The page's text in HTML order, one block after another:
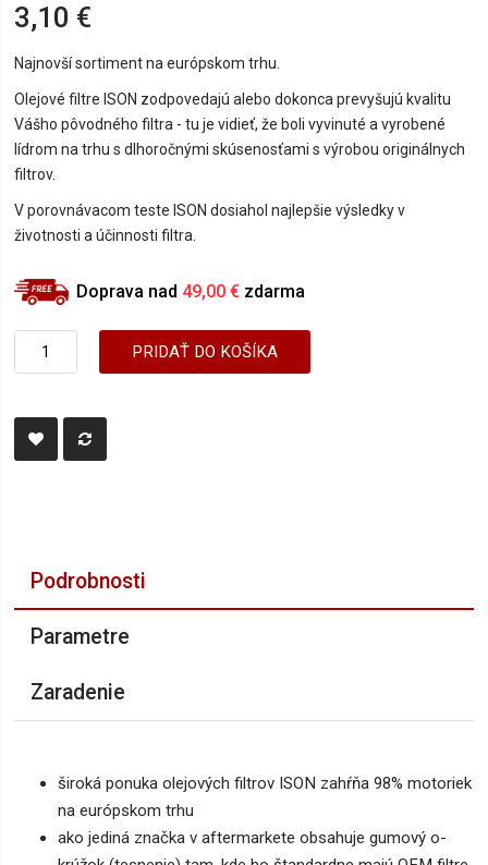
3,10 €
Najnovší sortiment na európskom trhu.
Olejové filtre ISON zodpovedajú alebo dokonca prevyšujú kvalitu
Vášho pôvodného filtra - tu je vidieť, že boli vyvinuté a vyrobené
lídrom na trhu s dlhoročnými skúsenosťami s výrobou originálnych
filtrov.
V porovnávacom teste ISON dosiahol najlepšie výsledky v
životnosti a účinnosti filtra.
Doprava nad 49,00 € zdarma
PRIDAŤ DO KOŠÍKA
Podrobnosti
Parametre
Zaradenie
široká ponuka olejových filtrov ISON zahŕňa 98% motoriek
na európskom trhu
ako jediná značka v aftermarkete obsahuje gumový o-